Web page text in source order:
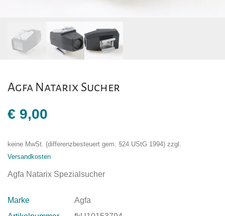
Agfa Natarix Sucher
€ 9,00
keine MwSt. (differenzbesteuert gem. §24 UStG 1994) zzgl.
Versandkosten
Agfa Natarix Spezialsucher
Marke
Agfa